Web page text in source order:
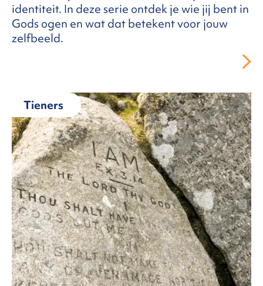
identiteit. In deze serie ontdek je wie jij bent in
Gods ogen en wat dat betekent voor jouw
zelfbeeld.
Tieners